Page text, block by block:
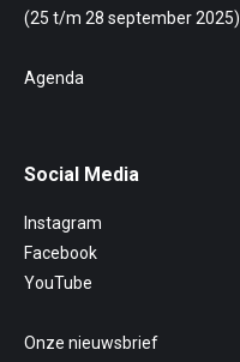
(25 t/m 28 september 2025)
Agenda
Social Media
Instagram
Facebook
YouTube
Onze nieuwsbrief